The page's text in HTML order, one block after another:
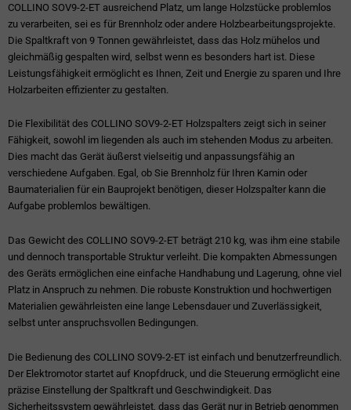
COLLINO SOV9-2-ET ausreichend Platz, um lange Holzstücke problemlos
zu verarbeiten, sei es für Brennholz oder andere Holzbearbeitungsprojekte.
Die Spaltkraft von 9 Tonnen gewährleistet, dass das Holz mühelos und
gleichmäßig gespalten wird, selbst wenn es besonders hart ist. Diese
Leistungsfähigkeit ermöglicht es Ihnen, Zeit und Energie zu sparen und Ihre
Holzarbeiten effizienter zu gestalten.
Die Flexibilität des COLLINO SOV9-2-ET Holzspalters zeigt sich in seiner
Fähigkeit, sowohl im liegenden als auch im stehenden Modus zu arbeiten.
Dies macht das Gerät äußerst vielseitig und anpassungsfähig an
verschiedene Aufgaben. Egal, ob Sie Brennholz für Ihren Kamin oder
Baumaterialien für ein Bauprojekt benötigen, dieser Holzspalter kann die
Aufgabe problemlos bewältigen.
Das Gewicht des COLLINO SOV9-2-ET beträgt 210 kg, was ihm eine stabile
und dennoch transportable Struktur verleiht. Die kompakten Abmessungen
des Geräts ermöglichen eine einfache Handhabung und Lagerung, ohne viel
Platz in Anspruch zu nehmen. Die robuste Konstruktion und hochwertigen
Materialien gewährleisten eine lange Lebensdauer und Zuverlässigkeit,
selbst unter anspruchsvollen Bedingungen.
Die Bedienung des COLLINO SOV9-2-ET ist einfach und benutzerfreundlich.
Der Elektromotor startet auf Knopfdruck, und die Steuerung ermöglicht eine
präzise Einstellung der Spaltkraft und Geschwindigkeit. Das
Sicherheitssystem gewährleistet, dass das Gerät nur in Betrieb genommen